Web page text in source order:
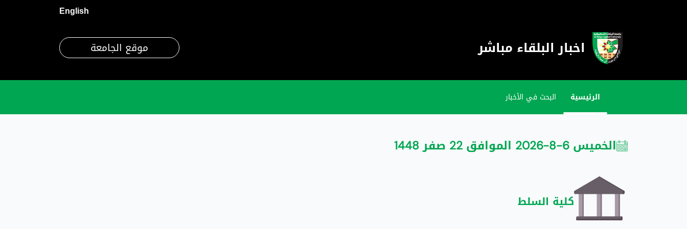
English
اخبار البلقاء مباشر موقع الجامعة
الرئيسية البحث في الأخبار
الخميس 6-8-2026 الموافق 22 صفر 1448
كلية السلط